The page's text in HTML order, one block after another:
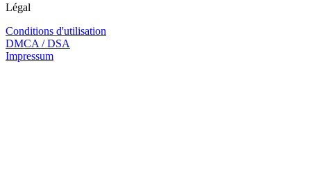
Légal
Conditions d'utilisation
DMCA / DSA
Impressum